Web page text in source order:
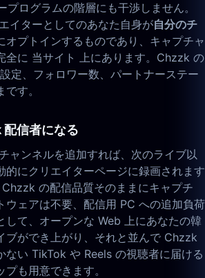
ログラムの階層にも干渉しません。
イターとしてのあなた自身が自分のチ
オプトインするものであり、キャプチャ
全に 当サイト 上にあります。Chzzk の
定、フォロワー数、パートナーステー
す。
信者になる
ャンネルを追加すれば、次のライブ以
的にクリエイターページに録画されます
の配信品質そのままにキャプチ
ウェアは不要、配信用 PC への追加負荷
して、オープンな Web 上にあなたの韓
ブができ上がり、それと並んで Chzzk
ない TikTok や Reels の視聴者に届ける
も用意できます。